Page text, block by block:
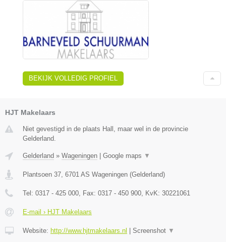
BEKIJK VOLLEDIG PROFIEL
HJT Makelaars
Niet gevestigd in de plaats Hall, maar wel in de provincie
Gelderland.
Gelderland » Wageningen | Google maps ▼
Plantsoen 37 6701 AS Wageningen (Gelderland)
Tel: 0317 - 425 000 , Fax: 0317 - 450 900 , KvK: 30221061
E-mail › HJT Makelaars
Website: http://www.hjtmakelaars.nl | Screenshot ▼